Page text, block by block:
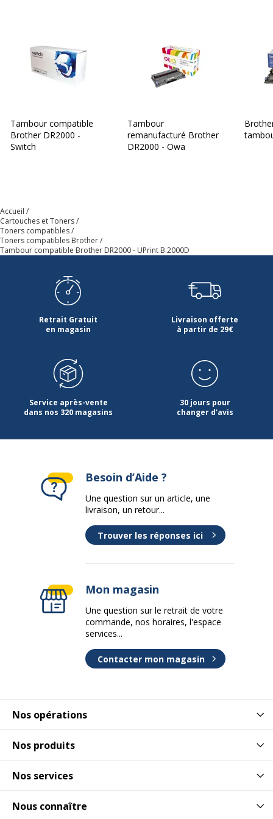
Garantie commerciale
Tambour compatible
Brother DR2000 -
Switch
Tambour
remanufacturé Brother
DR2000 - Owa
Accueil
Cartouches et Toners
Toners compatibles
Toners compatibles Brother
Tambour compatible Brother DR2000 - UPrint B.2000D
Retrait Gratuit
en magasin
Livraison offerte
à partir de 29€
Service après-vente
dans nos 320 magasins
30 jours pour
changer d'avis
Nos opérations
Nos produits
Nos services
Nous connaître
Besoin d’Aide ?
Une question sur un article, une
livraison, un retour...
Trouver les réponses ici
Mon magasin
Une question sur le retrait de votre
commande, nos horaires, l'espace
services...
Contacter mon magasin